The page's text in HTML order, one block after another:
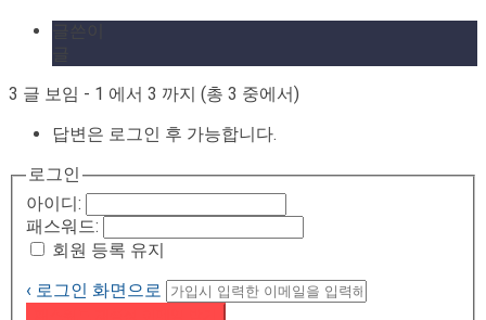
3 글 보임 - 1 에서 3 까지 (총 3 중에서)
답변은 로그인 후 가능합니다.
로그인
아이디:
패스워드:
회원 등록 유지
‹ 로그인 화면으로